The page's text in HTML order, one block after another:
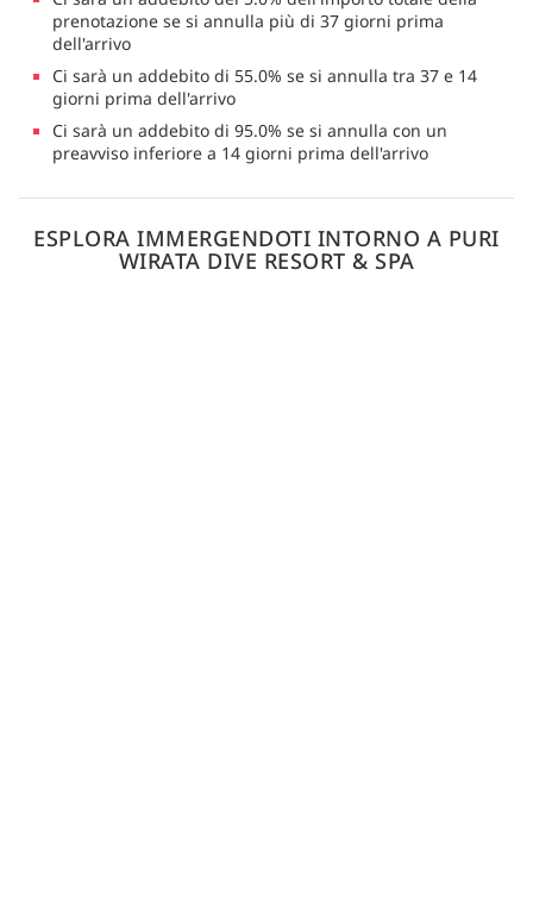
prenotazione se si annulla più di 37 giorni prima
dell'arrivo
Ci sarà un addebito di 55.0% se si annulla tra 37 e 14
giorni prima dell'arrivo
Ci sarà un addebito di 95.0% se si annulla con un
preavviso inferiore a 14 giorni prima dell'arrivo
ESPLORA IMMERGENDOTI INTORNO A PURI
WIRATA DIVE RESORT & SPA